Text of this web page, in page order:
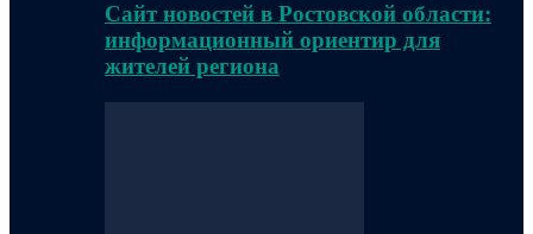
Сайт новостей в Ростовской области:
информационный ориентир для
жителей региона